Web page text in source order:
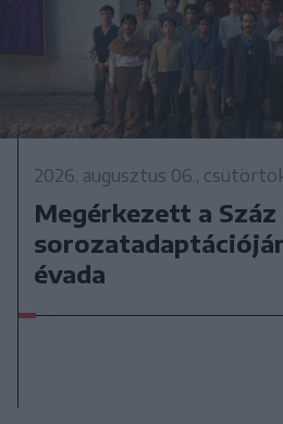
2026. augusztus 06.,
Megérkezett a
évada